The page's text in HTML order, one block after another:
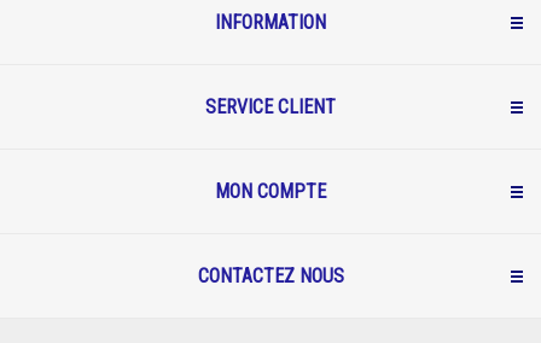
INFORMATION
SERVICE CLIENT
MON COMPTE
CONTACTEZ NOUS